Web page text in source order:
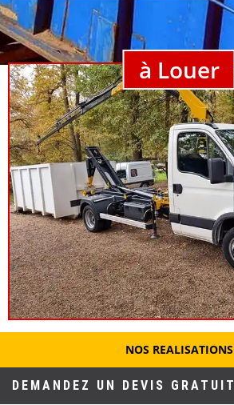
à Louer
NOS REALISATIONS
DEMANDEZ UN DEVIS GRATUIT